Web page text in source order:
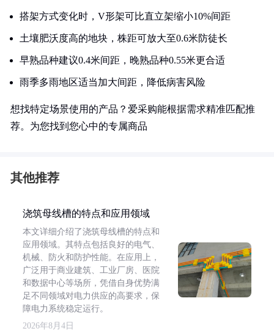
搭架方式变化时，V形架可比直立架缩小10%间距
土壤肥沃度高的地块，株距可放大至0.6米防徒长
早熟品种建议0.4米间距，晚熟品种0.55米更合适
雨季多雨地区适当加大间距，降低病害风险
想找特定场景使用的产品？爱采购能根据需求精准匹配推
荐。为您找到您心中的专属商品
其他推荐
浇筑母线槽的特点和应用领域
本文详细介绍了浇筑母线槽的特点和
应用领域。其特点包括良好的电气、
机械、防火和防护性能。在应用上，
广泛用于商业建筑、工业厂房、医院
和数据中心等场所，凭借自身优势满
足不同领域对电力供应的高要求，保
障电力系统稳定运行。
2026年8月4日